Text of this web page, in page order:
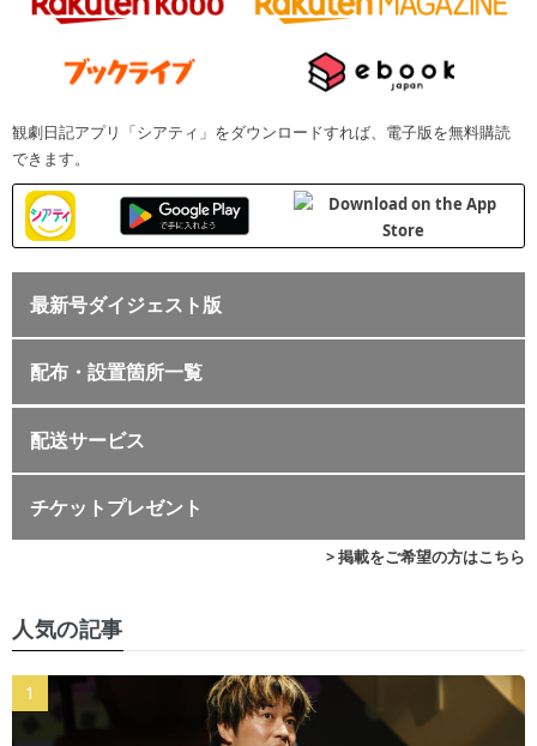
観劇日記アプリ「シアティ」をダウンロードすれば、電子版を無料購読
できます。
最新号ダイジェスト版
配布・設置箇所一覧
配送サービス
チケットプレゼント
> 掲載をご希望の方はこちら
人気の記事